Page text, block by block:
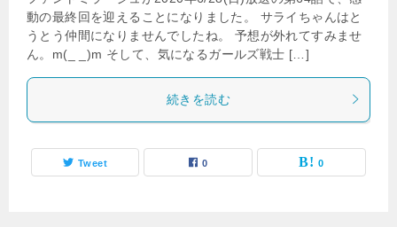
動の最終回を迎えることになりました。 サライちゃんはと
うとう仲間になりませんでしたね。 予想が外れてすみませ
ん。m(_ _)m そして、気になるガールズ戦士 […]
続きを読む
Tweet 0 0